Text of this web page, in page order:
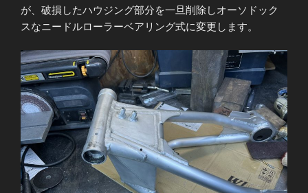
が、破損したハウジング部分を一旦削除しオーソドック
スなニードルローラーベアリング式に変更します。